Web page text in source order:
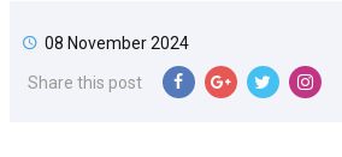
08 November 2024
Share this post